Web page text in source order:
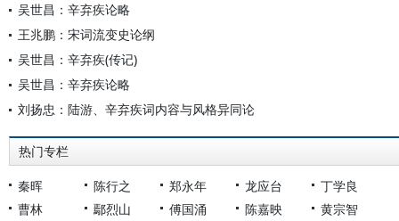
吴世昌：辛弃疾论略
王兆鹏：宋词流变史论纲
吴世昌：辛弃疾(传记)
吴世昌：辛弃疾论略
刘扬忠：陆游、辛弃疾词内容与风格异同论
热门专栏
秦晖 陈行之 郑永年 龙应台
丁学良
曹林
鄢烈山 傅国涌 陈嘉映 黄宗智